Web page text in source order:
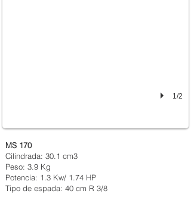
1/2
MS 170
Cilindrada: 30.1 cm3
Peso: 3.9 Kg
Potencia: 1.3 Kw/ 1.74 HP
Tipo de espada: 40 cm R 3/8